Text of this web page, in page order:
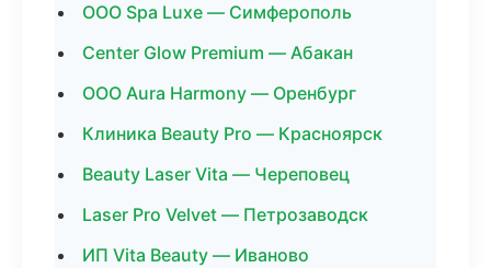
ООО Spa Luxe — Симферополь
Center Glow Premium — Абакан
ООО Aura Harmony — Оренбург
Клиника Beauty Pro — Красноярск
Beauty Laser Vita — Череповец
Laser Pro Velvet — Петрозаводск
ИП Vita Beauty — Иваново